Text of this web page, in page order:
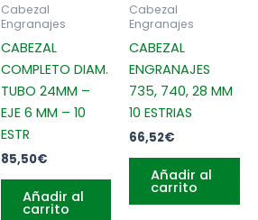
Cabezal
Engranajes
CABEZAL
COMPLETO DIAM.
TUBO 24MM –
EJE 6 MM – 10
ESTR
85,50€
Añadir al
carrito
Cabezal
Engranajes
CABEZAL
ENGRANAJES
735, 740, 28 MM
10 ESTRIAS
66,52€
Añadir al
carrito